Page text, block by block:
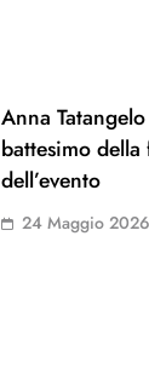
Anna
battesimo
dell’evento
24 Maggio